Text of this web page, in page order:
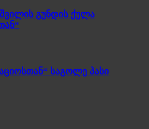
გუნდის ქულა
საგოლე პასი